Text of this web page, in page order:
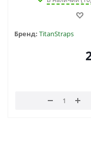
Бренд: TitanStraps